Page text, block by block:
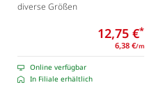
diverse Größen
12,75 €*
6,38 €/m
Online verfügbar
In Filiale erhältlich